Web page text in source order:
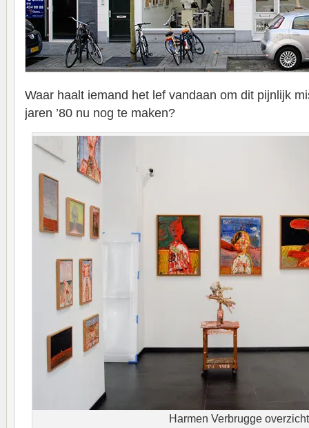
Waar haalt iemand het lef vandaan om dit pijnlijk
jaren ’80 nu nog te maken?
Harmen Verbrugge overzicht